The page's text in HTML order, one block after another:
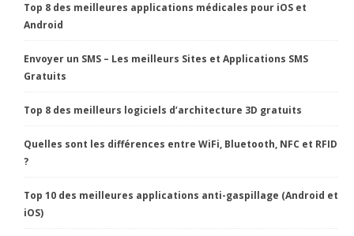
Top 8 des meilleures applications médicales pour iOS et
Android
Envoyer un SMS – Les meilleurs Sites et Applications SMS
Gratuits
Top 8 des meilleurs logiciels d’architecture 3D gratuits
Quelles sont les différences entre WiFi, Bluetooth, NFC et RFID
?
Top 10 des meilleures applications anti-gaspillage (Android et
iOS)